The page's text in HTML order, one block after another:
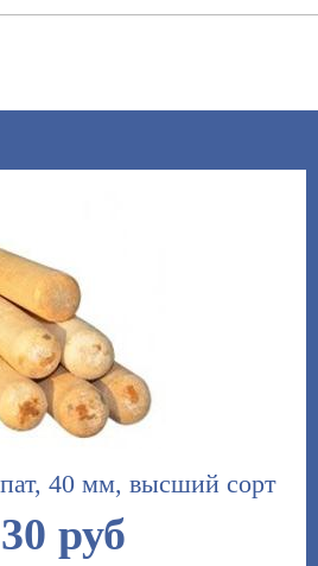
40 мм, высший сорт
руб